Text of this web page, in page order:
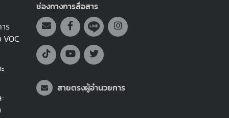
ร
VOC
ช่องทางการสื่อสาร
สายตรงผู้อำนวยการ